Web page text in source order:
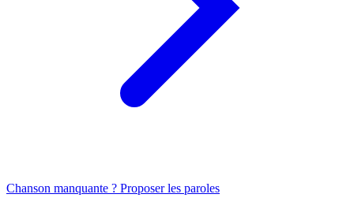
Chanson manquante ? Proposer les paroles